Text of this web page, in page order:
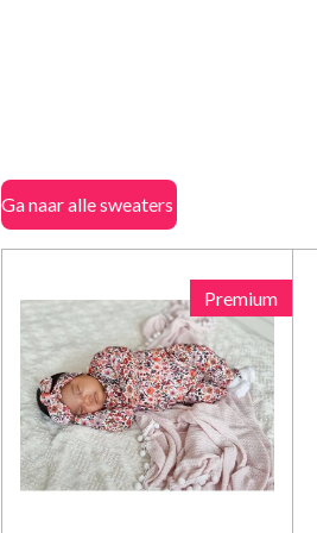
Ga naar alle sweaters
Premium